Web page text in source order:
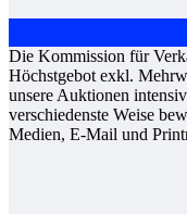
Die Kommission für
Höchstgebot exkl.
unsere Auktionen
verschiedenste Weise
Medien, E-Mail und